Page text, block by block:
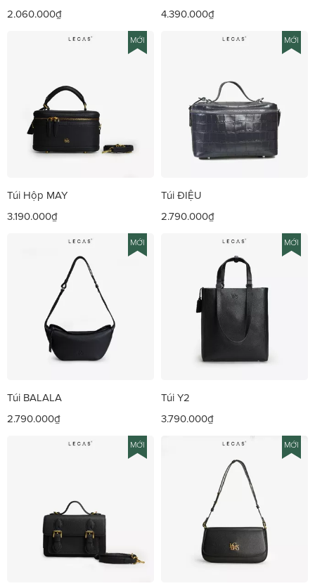
2.060.000₫
4.390.000₫
MỚI
Túi Hộp MAY
3.190.000₫
MỚI
Túi ĐIỆU
2.790.000₫
MỚI
Túi BALALA
2.790.000₫
MỚI
Túi Y2
3.790.000₫
MỚI MỚI